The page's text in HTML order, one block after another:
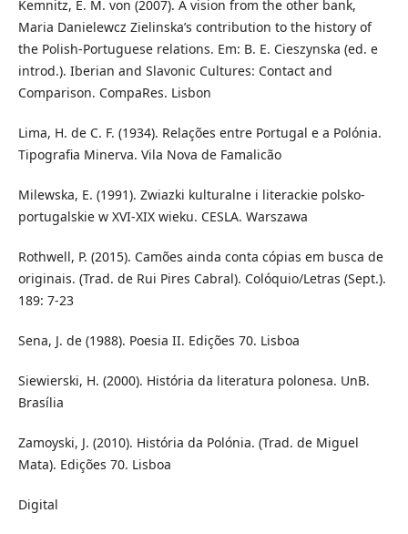
Kemnitz, E. M. von (2007). A vision from the other bank,
Maria Danielewcz Zielinska’s contribution to the history of
the Polish-Portuguese relations. Em: B. E. Cieszynska (ed. e
introd.). Iberian and Slavonic Cultures: Contact and
Comparison. CompaRes. Lisbon
Lima, H. de C. F. (1934). Relações entre Portugal e a Polónia.
Tipografia Minerva. Vila Nova de Famalicão
Milewska, E. (1991). Zwiazki kulturalne i literackie polsko-
portugalskie w XVI-XIX wieku. CESLA. Warszawa
Rothwell, P. (2015). Camões ainda conta cópias em busca de
originais. (Trad. de Rui Pires Cabral). Colóquio/Letras (Sept.).
189: 7-23
Sena, J. de (1988). Poesia II. Edições 70. Lisboa
Siewierski, H. (2000). História da literatura polonesa. UnB.
Brasília
Zamoyski, J. (2010). História da Polónia. (Trad. de Miguel
Mata). Edições 70. Lisboa
Digital